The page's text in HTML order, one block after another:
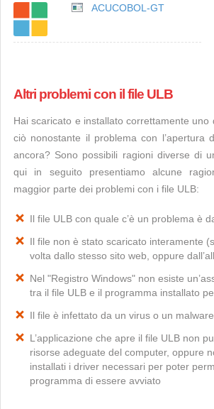
ACUCOBOL-GT
Altri problemi con il file ULB
Hai scaricato e installato correttamente uno
ciò nonostante il problema con l’apertura
ancora? Sono possibili ragioni diverse di
qui in seguito presentiamo alcune
maggior parte dei problemi con i file ULB:
Il file ULB con quale c’è un problema è
Il file non è stato scaricato interamente
volta dallo stesso sito web, oppure
Nel "Registro Windows" non esiste
tra il file ULB e il programma installato
Il file è infettato da un virus o un malware
L’applicazione che apre il file ULB non
risorse adeguate del computer, oppure
installati i driver necessari per poter
programma di essere avviato